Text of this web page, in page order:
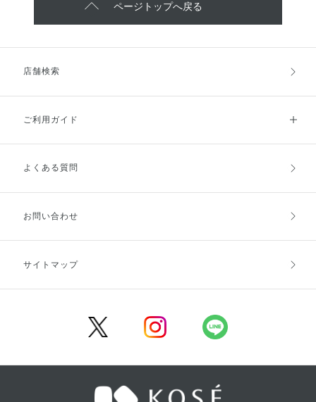
ページトップへ戻る
店舗検索
ご利用ガイド
ご利用ガイドトップ
お支払方法
キャンセル・返品・交換
よくある質問
お問い合わせ
サイトマップ